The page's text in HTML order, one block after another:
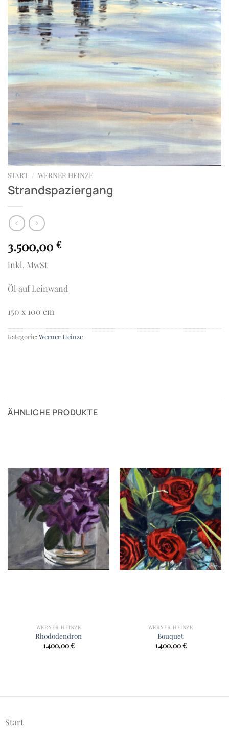
START / WERNER HEINZE
Strandspaziergang
3.500,00 €
inkl. MwSt
Öl auf Leinwand
150 x 100 cm
Kategorie:Werner Heinze
ÄHNLICHE PRODUKTE
WERNER HEINZE
Rhododendron
1.400,00€
WERNER HEINZE
Bouquet
1.400,00€
Start